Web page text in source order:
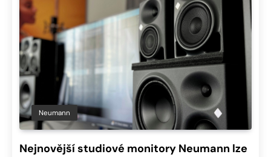
Neumann
Nejnovější studiové monitory Neumann lze